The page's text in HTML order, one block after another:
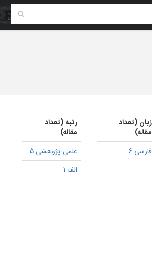
زبان (تعداد
مقاله)
فارسی 6
رتبه (تعداد
مقاله)
علمی-پژوهشی 5
الف 1